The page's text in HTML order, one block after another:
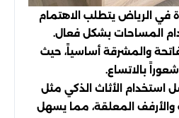
الرياض يتطلب الاهتمام
المساحات بشكل فعال.
والمشرقة أساسياً، حيث
بالاتساع.
استخدام الأثاث الذكي مثل
والأرفف المعلقة، مما يسهل